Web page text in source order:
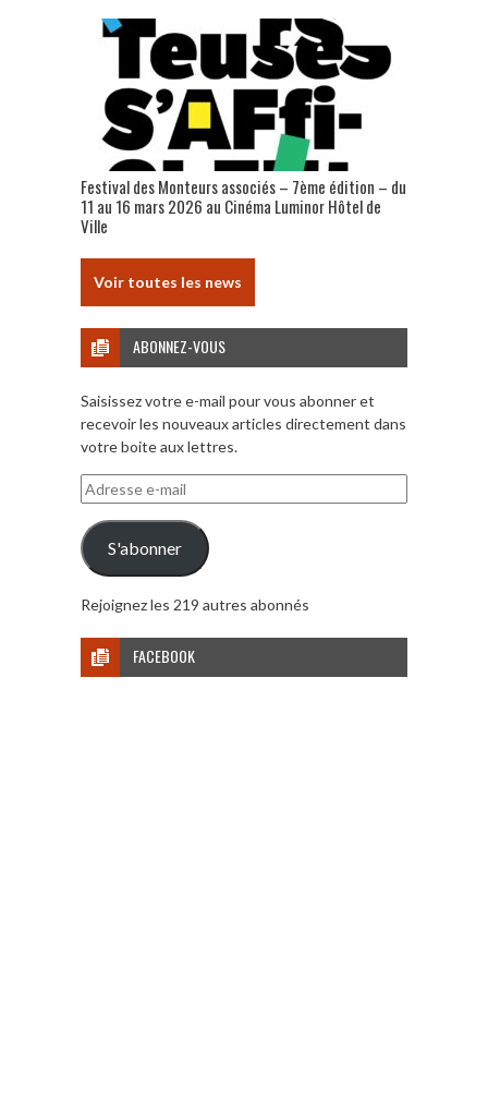
Festival des Monteurs associés – 7ème édition – du
11 au 16 mars 2026 au Cinéma Luminor Hôtel de
Ville
Voir toutes les news
ABONNEZ-VOUS
Saisissez votre e-mail pour vous abonner et
recevoir les nouveaux articles directement dans
votre boite aux lettres.
Adresse
e-
mail
S'abonner
Rejoignez les 219 autres abonnés
FACEBOOK